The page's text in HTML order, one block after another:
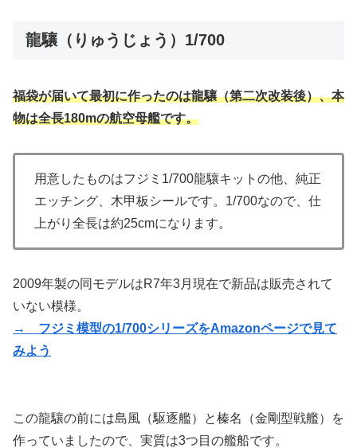
龍驤（りゅうじょう）1/700
福袋が届いて最初に作ったのは龍驤（第二次改装後）、本
物は全長180mの航空母艦です。
用意したものはフジミ1/700龍驤キットの他、純正
エッチング、木甲板シールです。1/700なので、仕
上がり全長は約25cmになります。
2009年製の同モデルはR7年3月現在で新品は販売されて
いない模様。
→ フジミ模型の1/700シリーズをAmazonページで見て
みよう
この龍驤の前には島風（駆逐艦）と榛名（金剛型戦艦）を
作っていましたので、実質は3つ目の艦船です。